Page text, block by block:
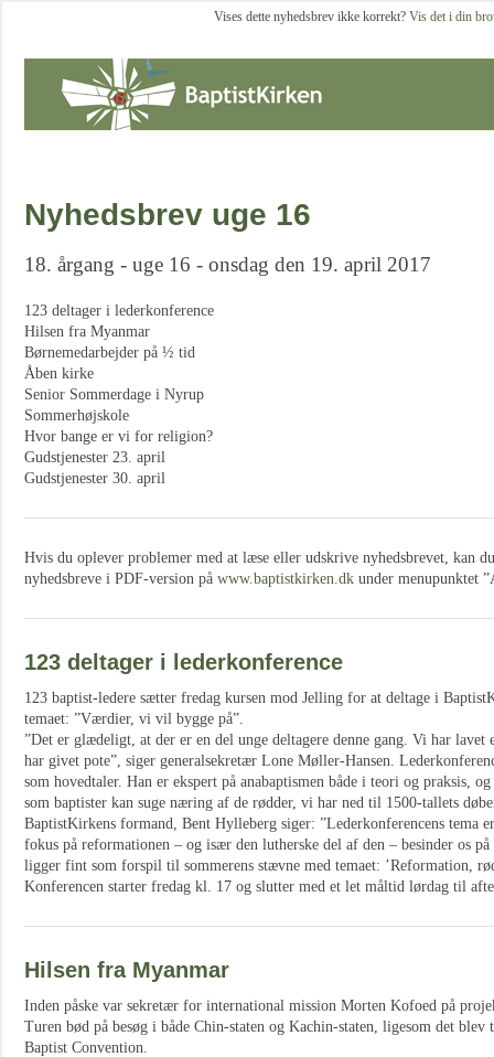
Vises dette nyhedsbrev ikke korrekt? Vis det i din
Nyhedsbrev uge 16
18. årgang - uge 16 - onsdag den 19. april 2017
123 deltager i lederkonference
Hilsen fra Myanmar
Børnemedarbejder på ½ tid
Åben kirke
Senior Sommerdage i Nyrup
Sommerhøjskole
Hvor bange er vi for religion?
Gudstjenester 23. april
Gudstjenester 30. april
Hvis du oplever problemer med at læse eller udskrive nyhedsbrevet, kan
nyhedsbreve i PDF-version på www.baptistkirken.dk under menupunktet
123 deltager i lederkonference
123 baptist-ledere sætter fredag kursen mod Jelling for at deltage i
temaet: ”Værdier, vi vil bygge på”.
”Det er glædeligt, at der er en del unge deltagere denne gang. Vi har lavet
har givet pote”, siger generalsekretær Lone Møller-Hansen.
som hovedtaler. Han er ekspert på anabaptismen både i teori og praksis,
som baptister kan suge næring af de rødder, vi har ned til 1500-tallets
BaptistKirkens formand, Bent Hylleberg siger: ”Lederkonferencens tema
fokus på reformationen – og især den lutherske del af den – besinder os
ligger fint som forspil til sommerens stævne med temaet: ’Reformation,
Konferencen starter fredag kl. 17 og slutter med et let måltid lørdag til
Hilsen fra Myanmar
Inden påske var sekretær for international mission Morten Kofoed på
Turen bød på besøg i både Chin-staten og Kachin-staten, ligesom det
Baptist Convention.